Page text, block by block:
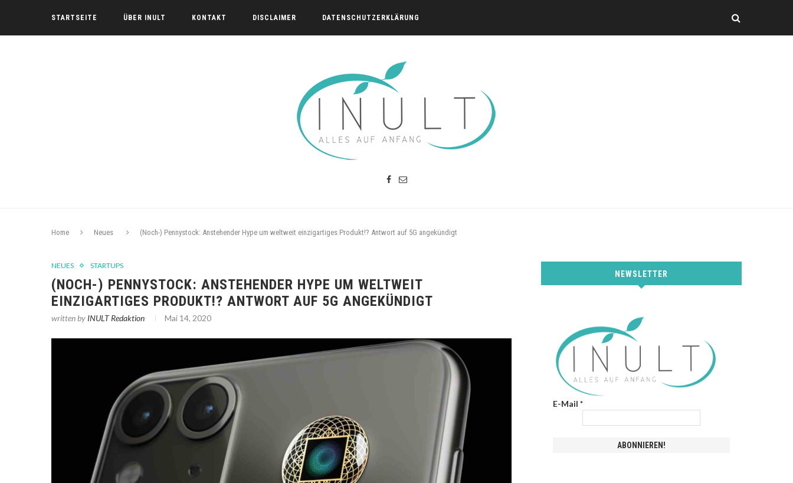
STARTSEITE ÜBER INULT KONTAKT DISCLAIMER DATENSCHUTZERKLÄRUNG
Home Neues (Noch-) Pennystock: Anstehender Hype um weltweit einzigartiges Produkt!? Antwort auf 5G angekündigt
NEUES STARTUPS
(NOCH-) PENNYSTOCK: ANSTEHENDER HYPE UM WELTWEIT
EINZIGARTIGES PRODUKT!? ANTWORT AUF 5G ANGEKÜNDIGT
written by INULT Redaktion Mai 14, 2020
NEWSLETTER
E-Mail *